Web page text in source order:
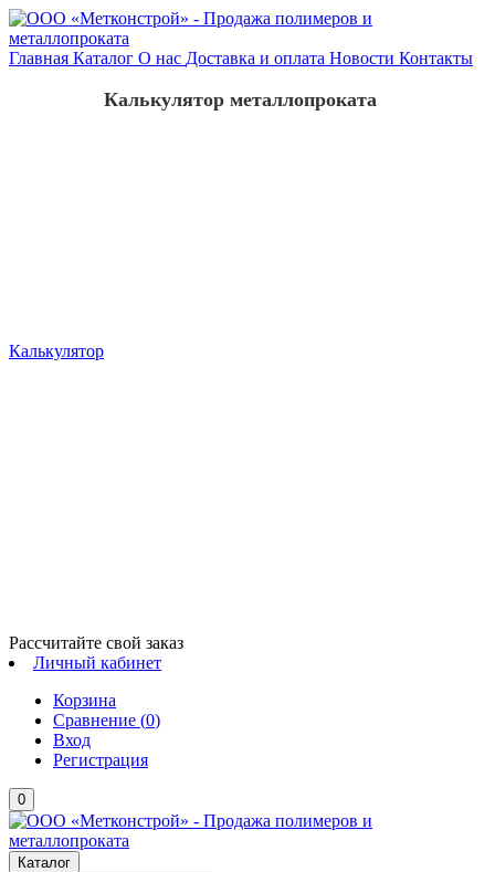
Главная Каталог О нас Доставка и оплата Новости Контакты
Калькулятор
Калькулятор металлопроката
Рассчитайте свой заказ
Личный кабинет
Корзина
Сравнение (0)
Вход
Регистрация
0
Каталог